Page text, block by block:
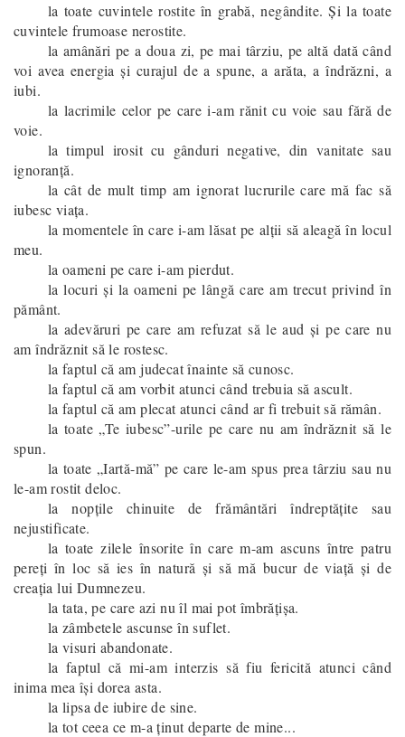
la toate cuvintele rostite în grabă, negândite. Și la toate
cuvintele frumoase nerostite.
la amânări pe a doua zi, pe mai târziu, pe altă dată când
voi avea energia şi curajul de a spune, a arăta, a îndrăzni, a
iubi.
la lacrimile celor pe care i-am rănit cu voie sau fără de
voie.
la timpul irosit cu gânduri negative, din vanitate sau
ignoranţă.
la cât de mult timp am ignorat lucrurile care mă fac să
iubesc viața.
la momentele în care i-am lăsat pe alții să aleagă în locul
meu.
la oameni pe care i-am pierdut.
la locuri și la oameni pe lângă care am trecut privind în
pământ.
la adevăruri pe care am refuzat să le aud și pe care nu
am îndrăznit să le rostesc.
la faptul că am judecat înainte să cunosc.
la faptul că am vorbit atunci când trebuia să ascult.
la faptul că am plecat atunci când ar fi trebuit să rămân.
la toate „Te iubesc”-urile pe care nu am îndrăznit să le
spun.
la toate „Iartă-mă” pe care le-am spus prea târziu sau nu
le-am rostit deloc.
la nopțile chinuite de frământări îndreptăţite sau
nejustificate.
la toate zilele însorite în care m-am ascuns între patru
pereți în loc să ies în natură şi să mă bucur de viaţă şi de
creaţia lui Dumnezeu.
la tata, pe care azi nu îl mai pot îmbrățișa.
la zâmbetele ascunse în suflet.
la visuri abandonate.
la faptul că mi-am interzis să fiu fericită atunci când
inima mea îşi dorea asta.
la lipsa de iubire de sine.
la tot ceea ce m-a ținut departe de mine...